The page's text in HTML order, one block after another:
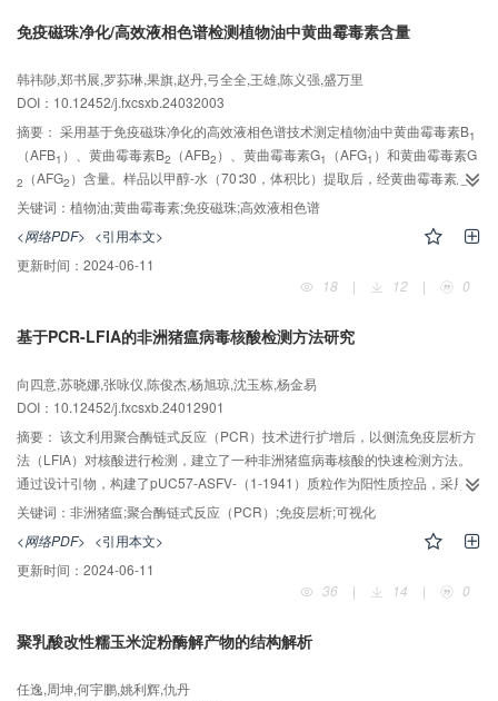
的PCVI可以有效去除2 μm粒径以下的颗粒，成功对小颗粒背景进行切分，获得
免疫磁珠净化/高效液相色谱检测植物油中黄曲霉毒素含量
韩祎陟,郑书展,罗荪琳,果旗,赵丹,弓全全,王雄,陈义强,盛万里
DOI：10.12452/j.fxcsxb.24032003
摘要： 采用基于免疫磁珠净化的高效液相色谱技术测定植物油中黄曲霉毒素B1
（AFB1 ）、黄曲霉毒素B2 （AFB2 ）、黄曲霉毒素G1 （AFG1 ）和黄曲霉毒素G
2 （AFG2 ）含量。样品以甲醇-水（70∶30，体积比）提取后，经黄曲霉毒素总
量免疫磁珠试剂盒净化，并结合免疫磁珠自动工作站，显著提升了净化效率。4
种黄曲霉毒素在一定质量浓度范围内具有良好的线性关系，相关系数（r
）均大
于0.99，AFB
与AFB 、AFG
的定量下限分别为0.05 µg/kg和0.10
µg/kg。4种毒素在5种商品植物油基质中的平均回收率为74.0%~ 96.0%，日间
和日内相对标准偏差（RSD）均小于7.0%。所建立的方法与国标GB 5009.22-
曲霉毒素的同时定量分析。
关键词： 植物油;黄曲霉毒素;免疫磁珠;高效液相色谱
<网络PDF> <引用本文>
更新时间： 2024-06-11
18
| 12 | 0
基于PCR-LFIA的非洲猪瘟病毒核酸检测方法研究
向四意,苏晓娜,张咏仪,陈俊杰,杨旭琼,沈玉栋,杨金易
DOI：10.12452/j.fxcsxb.24012901
摘要： 该文利用聚合酶链式反应（PCR）技术进行扩增后，以侧流免疫层析方
法（LFIA）对核酸进行检测，建立了一种非洲猪瘟病毒核酸的快速检测方法。
通过设计引物，构建了pUC57-ASFV-（1-1941）质粒作为阳性质控品，采用柠
檬酸三钠还原法制备胶体金颗粒用于标记抗体建立免疫分析方法。通过优化实
copies/μL范围内，得到pUC57-ASFV-
（1-1941）阳性质粒的检出限为1.6
copies/μL。该方法与其他猪病毒无交叉，
特异性良好，可作为非洲猪瘟现场筛查的辅助方法。
关键词： 非洲猪瘟;聚合酶链式反应（PCR）;免疫层析;可视化
<网络PDF> <引用本文>
更新时间： 2024-06-11
36
| 14 | 0
聚乳酸改性糯玉米淀粉酶解产物的结构解析
任逸,周坤,何宇鹏,姚利辉,仇丹